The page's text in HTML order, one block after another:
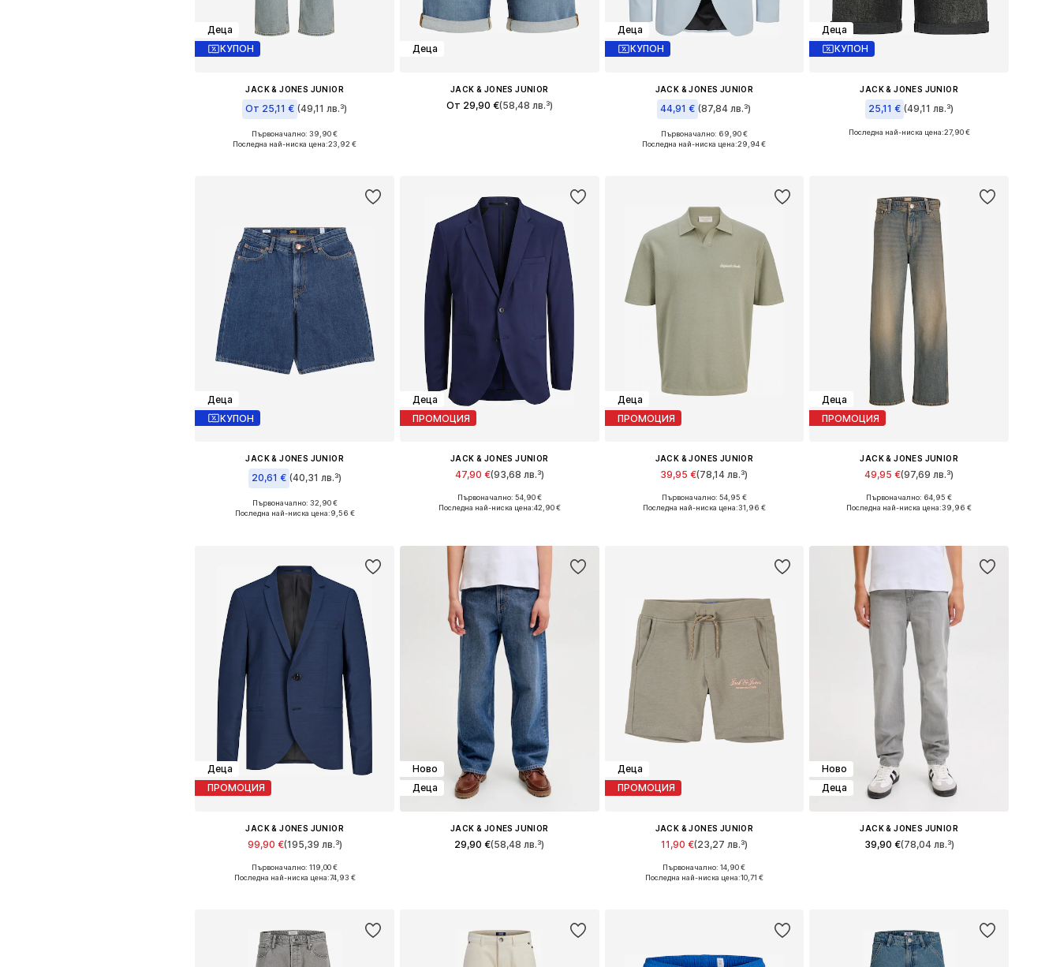
Деца
КУПОН
JACK & JONES JUNIOR
От 25,11 € (49,11 лв.³)
Предлага се в много размери
Първоначално: 39,90 €
Последна най-ниска цена:23,92 €
Деца
JACK & JONES JUNIOR
От 29,90 €(58,48 лв.³)
Деца
КУПОН
JACK & JONES JUNIOR
44,91 € (87,84 лв.³)
+2
Предлага се в много размери
Първоначално: 69,90 €
Последна най-ниска цена:29,94 €
Деца
КУПОН
JACK & JONES JUNIOR
25,11 € (49,11 лв.³)
Налични размери: 140, 158, 164, 170, 176
Последна най-ниска цена:27,90 €
Деца
КУПОН
JACK & JONES JUNIOR
20,61 € (40,31 лв.³)
Предлага се в много размери
Първоначално: 32,90 €
Последна най-ниска цена:9,56 €
Деца
ПРОМОЦИЯ
JACK & JONES JUNIOR
47,90 €(93,68 лв.³)
Предлага се в много размери
Първоначално: 54,90 €
Последна най-ниска цена:42,90 €
Деца
ПРОМОЦИЯ
JACK & JONES JUNIOR
39,95 €(78,14 лв.³)
Налични размери: 140, 152
Първоначално: 54,95 €
Последна най-ниска цена:31,96 €
Деца
ПРОМОЦИЯ
JACK & JONES JUNIOR
49,95 €(97,69 лв.³)
Първоначално: 64,95 €
Последна най-ниска цена:39,96 €
Деца
ПРОМОЦИЯ
JACK & JONES JUNIOR
99,90 €(195,39 лв.³)
+2
Предлага се в много размери
Първоначално: 119,00 €
Последна най-ниска цена:74,93 €
Ново
Деца
JACK & JONES JUNIOR
29,90 €(58,48 лв.³)
Деца
ПРОМОЦИЯ
JACK & JONES JUNIOR
11,90 €(23,27 лв.³)
Първоначално: 14,90 €
Последна най-ниска цена:10,71 €
Ново
Деца
JACK & JONES JUNIOR
39,90 €(78,04 лв.³)